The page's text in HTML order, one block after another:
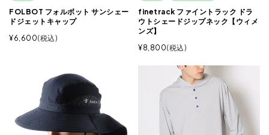
FOLBOT フォルボット サンシェー
ドジェットキャップ
¥6,600 税込
finetrack ファイントラック ドラ
ウトシェードジップネック【ウィメ
ンズ】
¥8,800 税込